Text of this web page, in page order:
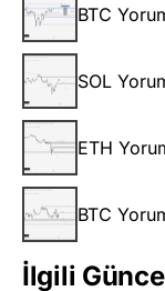
BTC
SOL
ETH
BTC
İlgili